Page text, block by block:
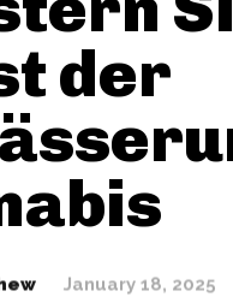
der
January 18, 2025